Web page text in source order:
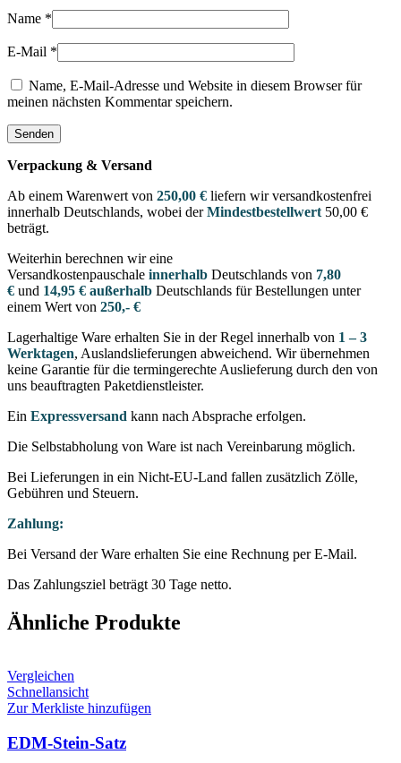
Name *
E-Mail *
Name, E-Mail-Adresse und Website in diesem Browser für
meinen nächsten Kommentar speichern.
Verpackung & Versand
Ab einem Warenwert von 250,00 € liefern wir versandkostenfrei
innerhalb Deutschlands, wobei derMindestbestellwert 50,00 €
beträgt.
Weiterhin berechnen wir eine
Versandkostenpauschale innerhalb Deutschlands von 7,80
€ und 14,95 € außerhalb Deutschlands für Bestellungen unter
einem Wert von 250,- €
Lagerhaltige Ware erhalten Sie in der Regel innerhalb von 1 – 3
Werktagen, Auslandslieferungen abweichend. Wir übernehmen
keine Garantie für die termingerechte Auslieferung durch den von
uns beauftragten Paketdienstleister.
Ein Expressversand kann nach Absprache erfolgen.
Die Selbstabholung von Ware ist nach Vereinbarung möglich.
Bei Lieferungen in ein Nicht-EU-Land fallen zusätzlich Zölle,
Gebühren und Steuern.
Zahlung:
Bei Versand der Ware erhalten Sie eine Rechnung per E-Mail.
Das Zahlungsziel beträgt 30 Tage netto.
Ähnliche Produkte
Vergleichen
Schnellansicht
Zur Merkliste hinzufügen
EDM-Stein-Satz